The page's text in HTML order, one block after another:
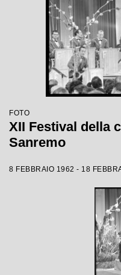
FOTO
XII Festival della
Sanremo
8 FEBBRAIO 1962 - 18